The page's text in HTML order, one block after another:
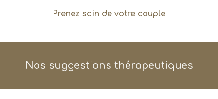
Prenez soin de votre couple
Nos suggestions thérapeutiques